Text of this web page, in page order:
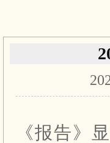
《报告》